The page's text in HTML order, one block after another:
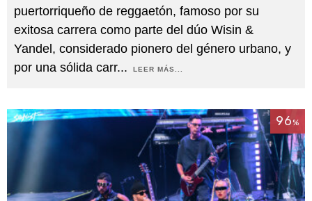
puertorriqueño de reggaetón, famoso por su
exitosa carrera como parte del dúo Wisin &
Yandel, considerado pionero del género urbano, y
por una sólida carr... LEER MÁS...
96%